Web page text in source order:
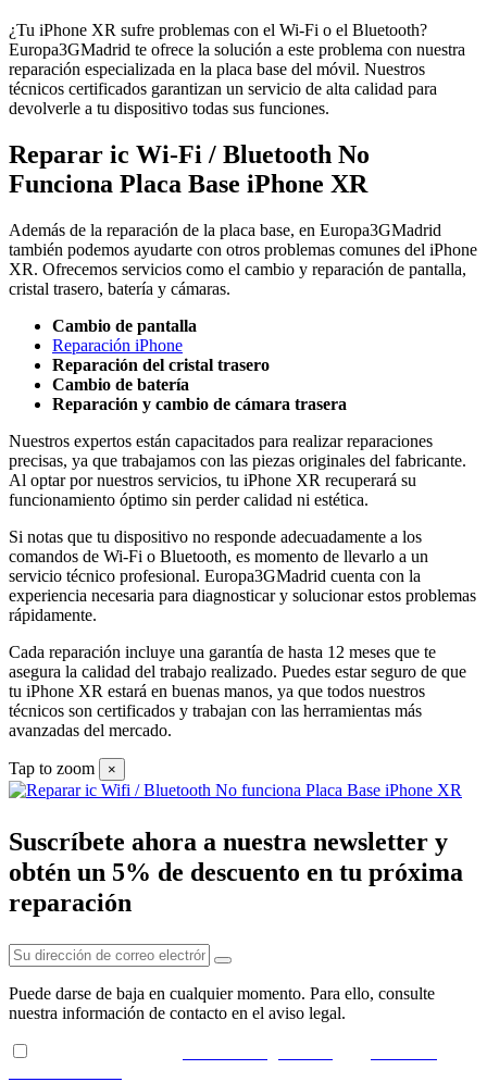
¿Tu iPhone XR sufre problemas con el Wi-Fi o el Bluetooth?
Europa3GMadrid te ofrece la solución a este problema con nuestra
reparación especializada en la placa base del móvil. Nuestros
técnicos certificados garantizan un servicio de alta calidad para
devolverle a tu dispositivo todas sus funciones.
Reparar ic Wi-Fi / Bluetooth No
Funciona Placa Base iPhone XR
Además de la reparación de la placa base, en Europa3GMadrid
también podemos ayudarte con otros problemas comunes del iPhone
XR. Ofrecemos servicios como el cambio y reparación de pantalla,
cristal trasero, batería y cámaras.
Cambio de pantalla
Reparación iPhone
Reparación del cristal trasero
Cambio de batería
Reparación y cambio de cámara trasera
Nuestros expertos están capacitados para realizar reparaciones
precisas, ya que trabajamos con las piezas originales del fabricante.
Al optar por nuestros servicios, tu iPhone XR recuperará su
funcionamiento óptimo sin perder calidad ni estética.
Si notas que tu dispositivo no responde adecuadamente a los
comandos de Wi-Fi o Bluetooth, es momento de llevarlo a un
servicio técnico profesional. Europa3GMadrid cuenta con la
experiencia necesaria para diagnosticar y solucionar estos problemas
rápidamente.
Cada reparación incluye una garantía de hasta 12 meses que te
asegura la calidad del trabajo realizado. Puedes estar seguro de que
tu iPhone XR estará en buenas manos, ya que todos nuestros
técnicos son certificados y trabajan con las herramientas más
avanzadas del mercado.
Tap to zoom ×
Suscríbete ahora a nuestra newsletter y
obtén un 5% de descuento en tu próxima
reparación
Puede darse de baja en cualquier momento. Para ello, consulte
nuestra información de contacto en el aviso legal.